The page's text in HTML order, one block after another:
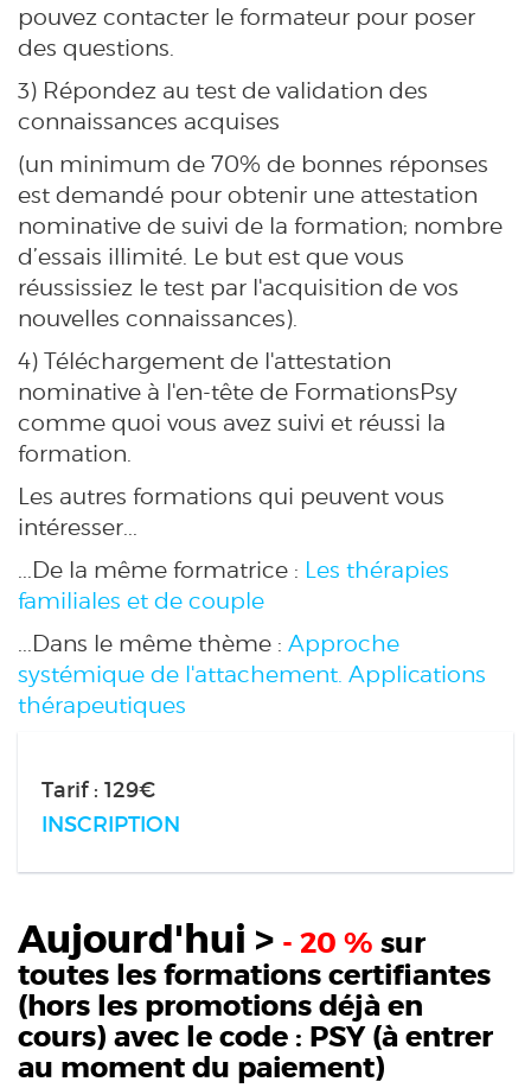
pouvez contacter le formateur pour poser
des questions.
3) Répondez au test de validation des
connaissances acquises
(un minimum de 70% de bonnes réponses
est demandé pour obtenir une attestation
nominative de suivi de la formation; nombre
d’essais illimité. Le but est que vous
réussissiez le test par l'acquisition de vos
nouvelles connaissances).
4) Téléchargement de l'attestation
nominative à l'en-tête de FormationsPsy
comme quoi vous avez suivi et réussi la
formation.
Les autres formations qui peuvent vous
intéresser...
...De la même formatrice : Les thérapies
familiales et de couple
...Dans le même thème : Approche
systémique de l'attachement. Applications
thérapeutiques
Tarif : 129€
INSCRIPTION
Aujourd'hui > - 20 % sur
toutes les formations certifiantes
(hors les promotions déjà en
cours) avec le code : PSY(à entrer
au moment du paiement)